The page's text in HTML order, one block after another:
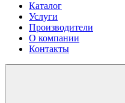
Каталог
Услуги
Производители
О компании
Контакты